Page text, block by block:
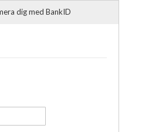
dig med BankID